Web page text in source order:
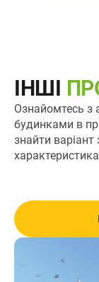
ІНШІ
Ознайомтесь з
будинками в
знайти